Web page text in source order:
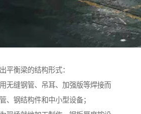
平衡梁的结构形式：
无缝钢管、吊耳、加强版等焊接而
、钢结构件和中小型设备；